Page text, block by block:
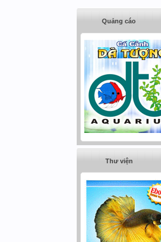
Quảng cáo
Thư viện